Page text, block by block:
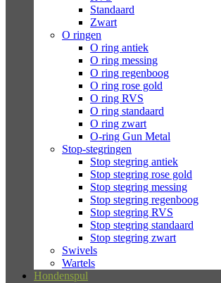
Standaard
Zwart
O ringen
O ring antiek
O ring messing
O ring regenboog
O ring rose gold
O ring RVS
O ring standaard
O ring zwart
O-ring Gun Metal
Stop-stegringen
Stop stegring antiek
Stop stegring rose gold
Stop stegring messing
Stop stegring regenboog
Stop stegring RVS
Stop stegring standaard
Stop stegring zwart
Swivels
Wartels
Hondenspul